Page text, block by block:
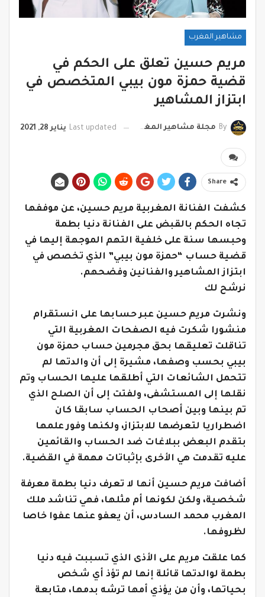
مشاهير المغرب
مريم حسين تعلق على الحكم في
قضية حمزة مون بيبي المتخصص في
ابتزاز المشاهير
By مجلة مشاهير المغرب Last updated يناير 28, 2021
Share
كشفت الفنانة المغربية مريم حسين، عن موففها
تجاه الحكم بالقبض على الفنانة دنيا بطمة
وحبسها سنة على خلفية التهم الموجهة إليها في
قضية حساب “حمزة مون بيبي” الذي تخصص في
ابتزاز المشاهير والفنانين وفضحهم.
نرشح لك
ونشرت مريم حسين عبر حسابها على انستقرام
منشورا شكرت فيه الصفحات المغربية التي
تناقلت تعليقها بحق مجرمين حساب حمزة مون
بيبي بحسب وصفها، مشيرة إلى أن والدتها لم
تتحمل الشائعات التي أطلقها عليها الحساب وتم
نقلها إلى المستشفى، ولفتت إلى أن الصلح الذي
تم بينها وبين أصحاب الحساب سابقا كان
اضطراريا لتعرضها للابتزاز، ولكنها وفور علمها
بتقدم البعض ببلاغات ضد الحساب والقائمين
عليه تقدمت هي الأخرى بإثباتات مهمة في القضية.
أضافت مريم حسين أنها لا تعرف دنيا بطمة معرفة
شخصية، ولكن لكونها أم مثلها، فهي تناشد ملك
المغرب محمد السادس، أن يعفو عنها عفوا خاصا
لظروفها.
كما علقت مريم على الأذى الذي تسببت فيه دنيا
بطمة لوالدتها قائلة إنها لم تؤذ أي شخص
بحياتها، وأن من يؤذي أمها ترشه بدمها، متابعة